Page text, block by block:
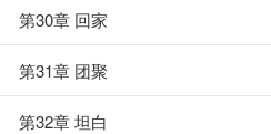
第30章 回家
第31章 团聚
第32章 坦白